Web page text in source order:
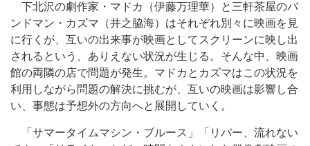
下北沢の劇作家・マドカ（伊藤万理華）と三軒茶屋のバ
ンドマン・カズマ（井之脇海）はそれぞれ別々に映画を見
に行くが、互いの出来事が映画としてスクリーンに映し出
されるという、ありえない状況が生じる。そんな中、映画
館の両隣の店で問題が発生。マドカとカズマはこの状況を
利用しながら問題の解決に挑むが、互いの映画は影響し合
い、事態は予想外の方向へと展開していく。
「サマータイムマシン・ブルース」「リバー、流れない